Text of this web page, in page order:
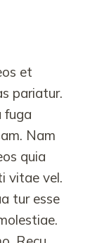
et
pariatur.
fuga
Nam
quia
vitae vel.
tur esse